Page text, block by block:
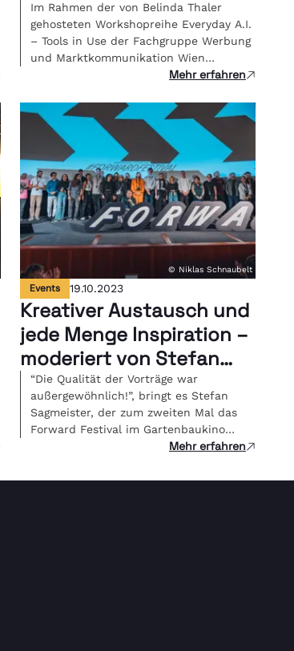
Im Rahmen der von Belinda Thaler
gehosteten Workshopreihe Everyday A.I.
– Tools in Use der Fachgruppe Werbung
und Marktkommunikation Wien
vermitteln Expert:innen regelmäßig
Mehr erfahren
© Niklas Schnaubelt
Events 19.10.2023
Kreativer Austausch und
jede Menge Inspiration –
moderiert von Stefan
Sagmeister!
“Die Qualität der Vorträge war
außergewöhnlich!”, bringt es Stefan
Sagmeister, der zum zweiten Mal das
Forward Festival im Gartenbaukino
Mehr erfahren